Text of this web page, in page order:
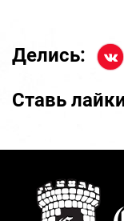
Делись:
Ставь